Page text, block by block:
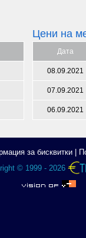
Цени на
Дата
08.09.2021
07.09.2021
06.09.2021
за бисквитки|
© 1999 - 2026